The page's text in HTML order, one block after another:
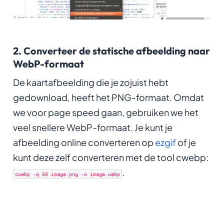
2. Converteer de statische afbeelding naar
WebP-formaat
De kaartafbeelding die je zojuist hebt
gedownload, heeft het PNG-formaat. Omdat
we voor page speed gaan, gebruiken we het
veel snellere WebP-formaat. Je kunt je
afbeelding online converteren op ezgifof je
kunt deze zelf converteren met de tool cwebp:
cwebp -q 60 image.png -o image.webp .